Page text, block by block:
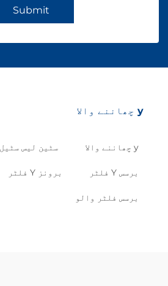
Submit
y چھاننے والا
y چھاننے والا سٹین لیس سٹیل Y فلٹر
برسس Y فلٹر برونز Y فلٹر
برسس فلٹر والو